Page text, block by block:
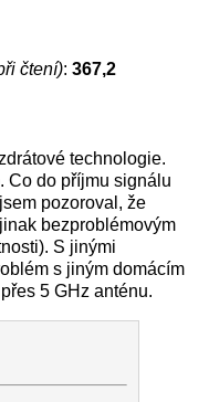
čtení): 367,2
technologie.
Co do příjmu signálu
pozoroval, že
bezproblémovým
S jinými
s jiným domácím
5 GHz anténu.